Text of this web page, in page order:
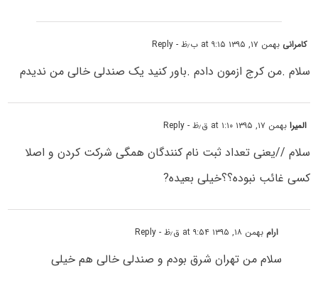
کامرانی بهمن ۱۷, ۱۳۹۵ at ۹:۱۵ ب٫ظ - Reply
سلام .من کرج ازمون دادم .باور کنید یک صندلی خالی من ندیدم
المیرابهمن ۱۷, ۱۳۹۵ at ۱:۱۰ ق٫ظ - Reply
سلام //یعنى تعداد ثبت نام کنندگان همگی شرکت کردن و اصلا
کسى غائب نبوده؟؟خیلى بعیده?
ارام بهمن ۱۸, ۱۳۹۵ at ۹:۵۴ ق٫ظ - Reply
سلام من تهران شرق بودم و صندلی خالی هم خیلی